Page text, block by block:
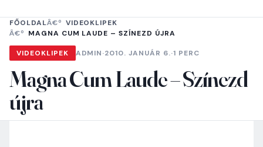
FŐOLDAL
VIDEOKLIPEK
MAGNA CUM LAUDE – SZÍNEZD ÚJRA
VIDEOKLIPEK ADMIN·2010. JANUÁR 6.·1 PERC
Magna Cum Laude – Színezd
újra